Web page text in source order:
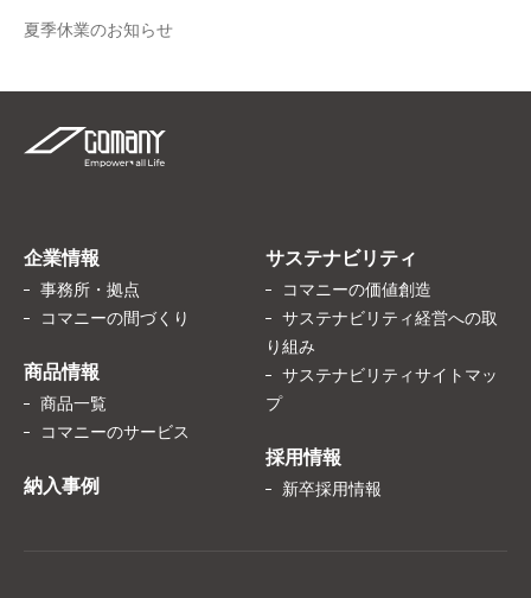
夏季休業のお知らせ
企業情報
事務所・拠点
コマニーの間づくり
商品情報
商品一覧
コマニーのサービス
納入事例
サステナビリティ
コマニーの価値創造
サステナビリティ経営への取
り組み
サステナビリティサイトマッ
プ
採用情報
新卒採用情報